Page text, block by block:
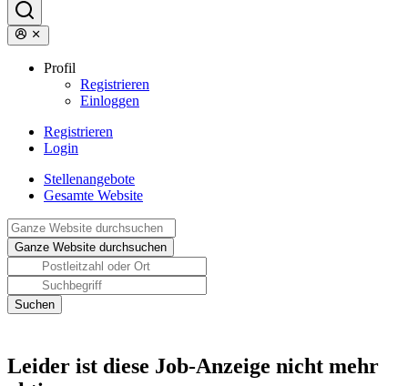
Profil
Registrieren
Einloggen
Registrieren
Login
Stellenangebote
Gesamte Website
Leider ist diese Job-Anzeige nicht mehr